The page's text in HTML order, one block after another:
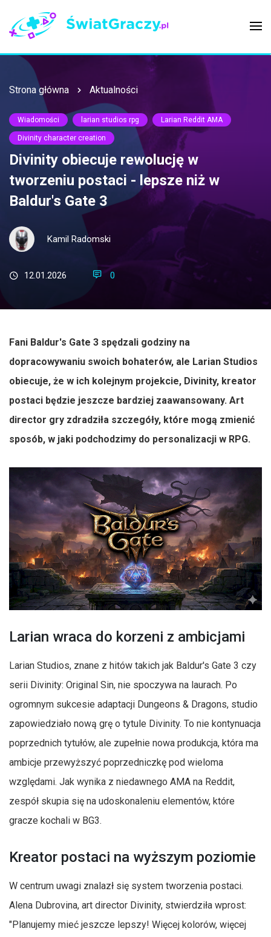
Strona główna Aktualności
Wiadomości larian studios rpg Larian Reddit AMA
Divinity character creation
Divinity obiecuje rewolucję w
tworzeniu postaci - lepsze niż w
Baldur's Gate 3
Kamil Radomski
12.01.2026 0
Fani Baldur's Gate 3 spędzali godziny na
dopracowywaniu swoich bohaterów, ale Larian Studios
obiecuje, że w ich kolejnym projekcie, Divinity, kreator
postaci będzie jeszcze bardziej zaawansowany. Art
director gry zdradziła szczegóły, które mogą zmienić
sposób, w jaki podchodzimy do personalizacji w RPG.
Larian wraca do korzeni z ambicjami
Larian Studios, znane z hitów takich jak Baldur's Gate 3 czy
serii Divinity: Original Sin, nie spoczywa na laurach. Po
ogromnym sukcesie adaptacji Dungeons & Dragons, studio
zapowiedziało nową grę o tytule Divinity. To nie kontynuacja
poprzednich tytułów, ale zupełnie nowa produkcja, która ma
ambicje przewyższyć poprzedniczkę pod wieloma
względami. Jak wynika z niedawnego AMA na Reddit,
zespół skupia się na udoskonaleniu elementów, które
gracze kochali w BG3.
Kreator postaci na wyższym poziomie
W centrum uwagi znalazł się system tworzenia postaci.
Alena Dubrovina, art director Divinity, stwierdziła wprost:
"Planujemy mieć jeszcze lepszy! Więcej kolorów, więcej